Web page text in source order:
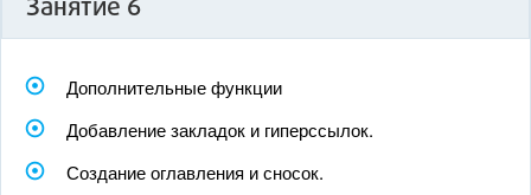
Занятие 6
Дополнительные функции
Добавление закладок и гиперссылок.
Создание оглавления и сносок.